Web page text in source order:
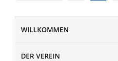
WILLKOMMEN
DER VEREIN
Beiträge